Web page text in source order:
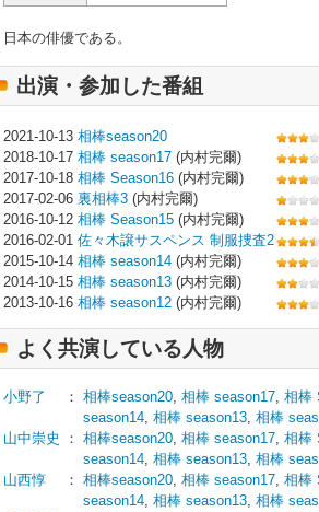
日本の俳優である。
出演・参加した番組
2021-10-13 相棒season20
2018-10-17 相棒 season17 (内村完爾)
2017-10-18 相棒 Season16 (内村完爾)
2017-02-06 裏相棒3 (内村完爾)
2016-10-12 相棒 Season15 (内村完爾)
2016-02-01 佐々木譲サスペンス 制服捜査2
2015-10-14 相棒 season14 (内村完爾)
2014-10-15 相棒 season13 (内村完爾)
2013-10-16 相棒 season12 (内村完爾)
よく共演している人物
小野了 ： 相棒season20, 相棒 season17, 相棒
season14, 相棒 season13, 相棒
山中崇史
： 相棒season20, 相棒 season17, 相棒
season14, 相棒 season13, 相棒
山西惇
： 相棒season20, 相棒 season17, 相棒
season14, 相棒 season13, 相棒